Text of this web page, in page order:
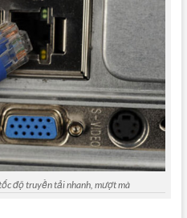
độ truyền tải nhanh, mượt mà